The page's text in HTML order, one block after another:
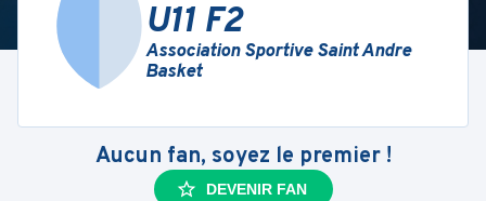
U11 F2
Association Sportive Saint Andre
Basket
Aucun fan, soyez le premier !
DEVENIR FAN